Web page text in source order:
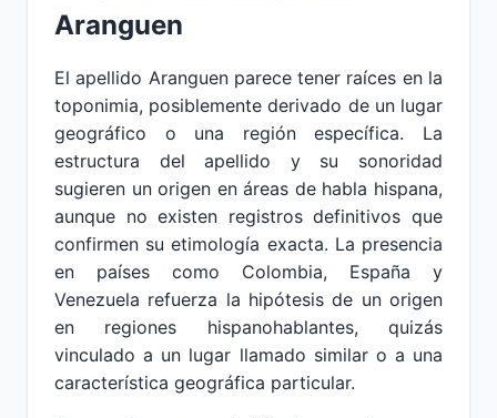
Aranguen
El apellido Aranguen parece tener raíces en la
toponimia, posiblemente derivado de un lugar
geográfico o una región específica. La
estructura del apellido y su sonoridad
sugieren un origen en áreas de habla hispana,
aunque no existen registros definitivos que
confirmen su etimología exacta. La presencia
en países como Colombia, España y
Venezuela refuerza la hipótesis de un origen
en regiones hispanohablantes, quizás
vinculado a un lugar llamado similar o a una
característica geográfica particular.